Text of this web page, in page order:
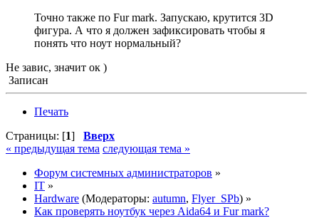
Точно также по Fur mark. Запускаю, крутится 3D
фигура. А что я должен зафиксировать чтобы я
понять что ноут нормальный?
Не завис, значит ок )
Записан
Печать
Страницы: [1] Вверх
« предыдущая тема следующая тема »
Форум системных администраторов »
IT »
Hardware (Модераторы: autumn, Flyer_SPb) »
Как проверять ноутбук через Aida64 и Fur mark?